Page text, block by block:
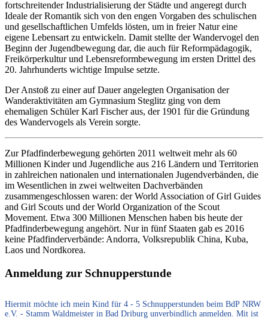
fortschreitender Industrialisierung der Städte und angeregt durch
Ideale der Romantik sich von den engen Vorgaben des schulischen
und gesellschaftlichen Umfelds lösten, um in freier Natur eine
eigene Lebensart zu entwickeln. Damit stellte der Wandervogel den
Beginn der Jugendbewegung dar, die auch für Reformpädagogik,
Freikörperkultur und Lebensreformbewegung im ersten Drittel des
20. Jahrhunderts wichtige Impulse setzte.
Der Anstoß zu einer auf Dauer angelegten Organisation der
Wanderaktivitäten am Gymnasium Steglitz ging von dem
ehemaligen Schüler Karl Fischer aus, der 1901 für die Gründung
des Wandervogels als Verein sorgte.
Zur Pfadfinderbewegung gehörten 2011 weltweit mehr als 60
Millionen Kinder und Jugendliche aus 216 Ländern und Territorien
in zahlreichen nationalen und internationalen Jugendverbänden, die
im Wesentlichen in zwei weltweiten Dachverbänden
zusammengeschlossen waren: der World Association of Girl Guides
and Girl Scouts und der World Organization of the Scout
Movement. Etwa 300 Millionen Menschen haben bis heute der
Pfadfinderbewegung angehört. Nur in fünf Staaten gab es 2016
keine Pfadfinderverbände: Andorra, Volksrepublik China, Kuba,
Laos und Nordkorea.
Anmeldung zur Schnupperstunde
zur
Gruppenstunde
Hiermit möchte ich mein Kind für 4 - 5 Schnupperstunden beim BdP NRW
e.V. - Stamm Waldmeister in Bad Driburg unverbindlich anmelden. Mit ist